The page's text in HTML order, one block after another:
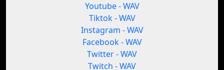
Youtube - WAV
Tiktok - WAV
Instagram - WAV
Facebook - WAV
Twitter - WAV
Twitch - WAV